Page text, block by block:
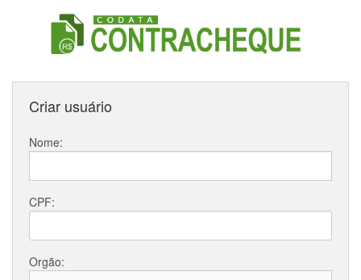
Criar usuário
Nome:
CPF:
Orgão: